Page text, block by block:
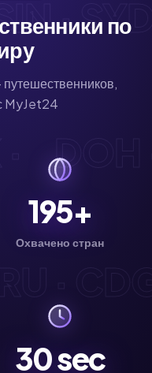
·
·
·
по
MyJet24
195+
Охвачено стран
30sec